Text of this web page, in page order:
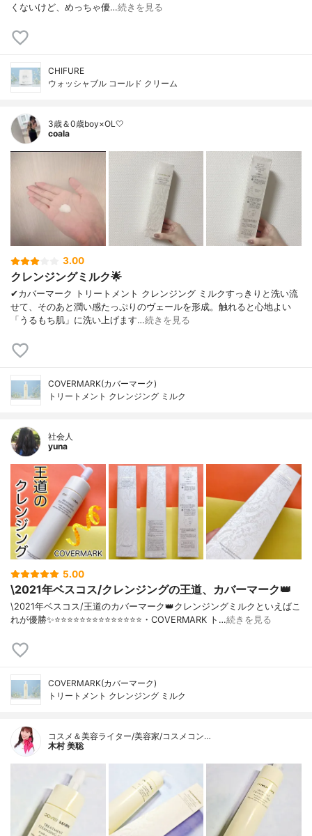
くないけど、めっちゃ優…続きを見る
CHIFURE
ウォッシャブル コールド クリーム
3歳＆0歳boy×OL🤍
coala
3.00
クレンジングミルク🌟
✔︎カバーマーク トリートメント クレンジング ミルクすっきりと洗い流
せて、そのあと潤い感たっぷりのヴェールを形成。触れると心地よい
「うるもち肌」に洗い上げます…続きを見る
COVERMARK(カバーマーク)
トリートメント クレンジング ミルク
社会人
yuna
5.00
\2021年ベスコス/クレンジングの王道、カバーマーク👑
\2021年ベスコス/王道のカバーマーク👑クレンジングミルクといえばこ
れが優勝✨⭐️⭐️⭐️⭐️⭐️⭐️⭐️⭐️⭐️⭐️⭐️⭐️⭐️⭐️・COVERMARK ト…続きを見る
COVERMARK(カバーマーク)
トリートメント クレンジング ミルク
コスメ＆美容ライター/美容家/コスメコン…
木村 美聡